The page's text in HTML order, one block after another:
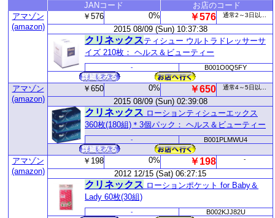
JANコード
お店のコード
アマゾン
(amazon)
￥576 0% ￥576 通常2～3日以...
2015 08/09 (Sun) 10:37:38
クリネックスティシュー ウルトラドレッサーサ
イズ 210枚： ヘルス＆ビューティー
- B001O0Q5FY
アマゾン
(amazon)
￥650 0% ￥650 通常4～5日以...
2015 08/09 (Sun) 02:39:08
クリネックス ローションティシューエックス
360枚(180組)＊3個パック： ヘルス＆ビューティー
- B001PLMWU4
アマゾン
(amazon)
￥198 0% ￥198 -
2012 12/15 (Sat) 06:27:15
クリネックス ローションポケット for Baby＆
Lady 60枚(30組)
- B002KJJ82U